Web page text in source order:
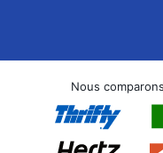
Nous